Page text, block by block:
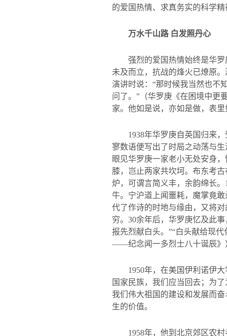
的爱国热情、求真务实的科学
万水千山路 白发照丹心
强烈的爱国热情始终是华
未及而立，抗战的烽火已燎原
演讲时说： “那时候我当然也不
问了。 ” （华罗庚《在困境中更
家。他如是说，亦如是做，表里
1938年华罗庚自英国归来，
寥数语便写出了时局之动荡与
眼见华罗庚一家老小无处安身
膝，岂止两家共坎坷。布东考古
炉，可谓言简义丰，余韵绵长。
牛。宁沪道上闻噩耗，魔掌竟
代了作诗的时地与缘由，又将
穷。 30余年后，华罗庚忆及此
报先烈献白头。”“白头献给现
——纪念闻一多烈士八十诞辰》
1950年，在美国伊利诺伊大
国家民族，我们应当回去；为
我们伟大祖国的建设和发展而奋
生的价值。
1958年，他到北京郊区农村